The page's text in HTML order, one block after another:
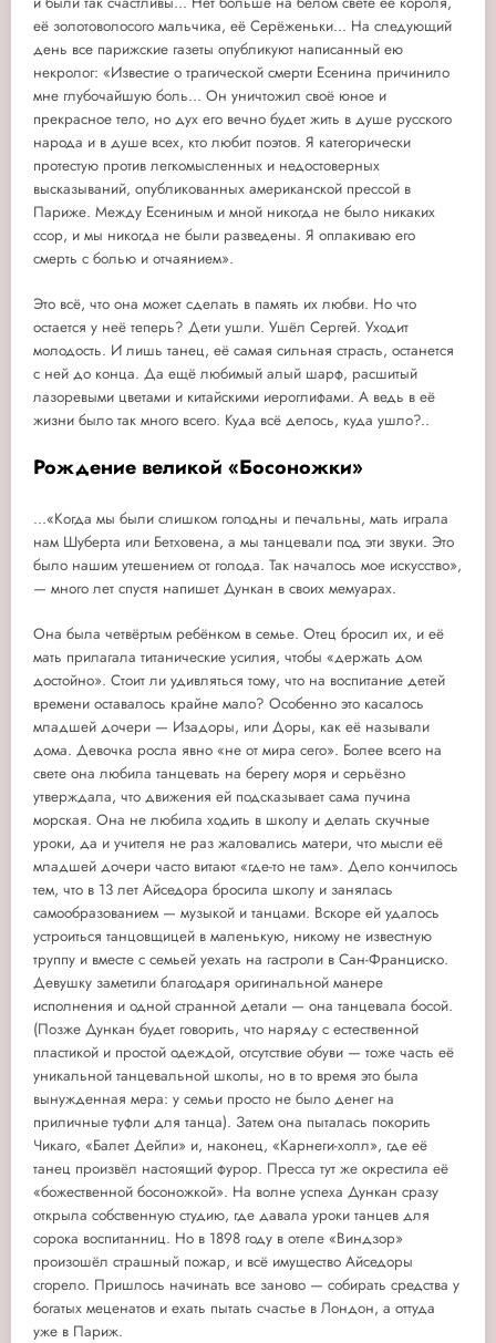
её золотоволосого мальчика, её Серёженьки... На следующий
день все парижские газеты опубликуют написанный ею
некролог: «Известие о трагической смерти Есенина причинило
мне глубочайшую боль... Он уничтожил своё юное и
прекрасное тело, но дух его вечно будет жить в душе русского
народа и в душе всех, кто любит поэтов. Я категорически
протестую против легкомысленных и недостоверных
высказываний, опубликованных американской прессой в
Париже. Между Есениным и мной никогда не было никаких
ссор, и мы никогда не были разведены. Я оплакиваю его
смерть с болью и отчаянием».
Это всё, что она может сделать в память их любви. Но что
остается у неё теперь? Дети ушли. Ушёл Сергей. Уходит
молодость. И лишь танец, её самая сильная страсть, останется
с ней до конца. Да ещё любимый алый шарф, расшитый
лазоревыми цветами и китайскими иероглифами. А ведь в её
жизни было так много всего. Куда всё делось, куда ушло?..
Рождение великой «Босоножки»
...«Когда мы были слишком голодны и печальны, мать играла
нам Шуберта или Бетховена, а мы танцевали под эти звуки. Это
было нашим утешением от голода. Так началось мое искусство»,
— много лет спустя напишет Дункан в своих мемуарах.
Она была четвёртым ребёнком в семье. Отец бросил их, и её
мать прилагала титанические усилия, чтобы «держать дом
достойно». Стоит ли удивляться тому, что на воспитание детей
времени оставалось крайне мало? Особенно это касалось
младшей дочери — Изадоры, или Доры, как её называли
дома. Девочка росла явно «не от мира сего». Более всего на
свете она любила танцевать на берегу моря и серьёзно
утверждала, что движения ей подсказывает сама пучина
морская. Она не любила ходить в школу и делать скучные
уроки, да и учителя не раз жаловались матери, что мысли её
младшей дочери часто витают «где-то не там». Дело кончилось
тем, что в 13 лет Айседора бросила школу и занялась
самообразованием — музыкой и танцами. Вскоре ей удалось
устроиться танцовщицей в маленькую, никому не известную
труппу и вместе с семьей уехать на гастроли в Сан-Франциско.
Девушку заметили благодаря оригинальной манере
исполнения и одной странной детали — она танцевала босой.
(Позже Дункан будет говорить, что наряду с естественной
пластикой и простой одеждой, отсутствие обуви — тоже часть её
уникальной танцевальной школы, но в то время это была
вынужденная мера: у семьи просто не было денег на
приличные туфли для танца). Затем она пыталась покорить
Чикаго, «Балет Дейли» и, наконец, «Карнеги-холл», где её
танец произвёл настоящий фурор. Пресса тут же окрестила её
«божественной босоножкой». На волне успеха Дункан сразу
открыла собственную студию, где давала уроки танцев для
сорока воспитанниц. Но в 1898 году в отеле «Виндзор»
произошёл страшный пожар, и всё имущество Айседоры
сгорело. Пришлось начинать все заново — собирать средства у
богатых меценатов и ехать пытать счастье в Лондон, а оттуда
уже в Париж.